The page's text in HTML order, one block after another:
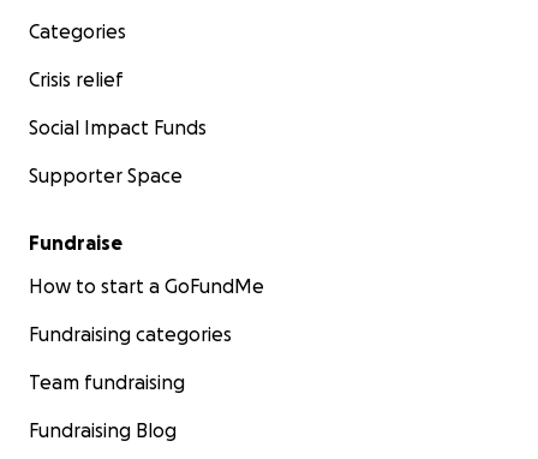
Nuestros hijos Esteban (13 años)y Mario (7 años) juegan
Hemos visto como su autoestima y su desarrollo físico ha
mejorado espectacularmente.
Amistad, deporte y compromiso …un regalo para el
Categories
Crisis relief
Social Impact Funds
Supporter Space
Fundraise
How to start a GoFundMe
Fundraising categories
Team fundraising
Fundraising Blog